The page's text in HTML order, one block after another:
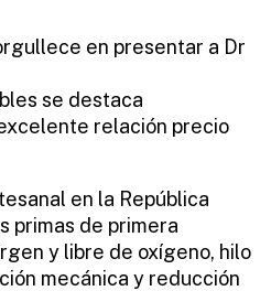
en presentar a Dr
se destaca
relación precio
en la República
primas de primera
y libre de oxígeno, hilo
mecánica y reducción